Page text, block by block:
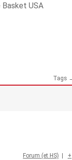
Basket USA
Tags
Forum (et HS) | +